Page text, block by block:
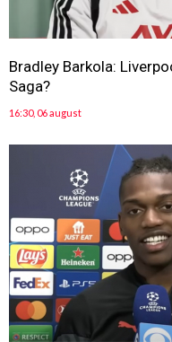
Bradley Barkola:
Saga?
16:30, 06 august